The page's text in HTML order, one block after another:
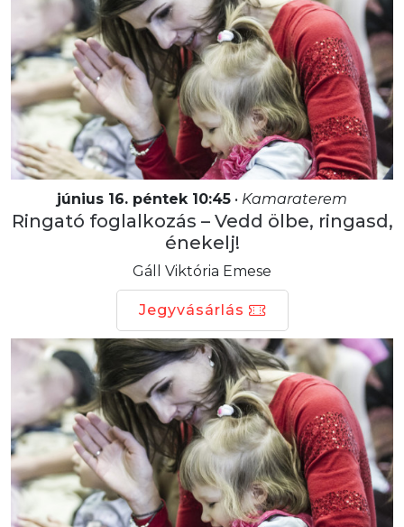
június 16. péntek 10:45 • Kamaraterem
Ringató foglalkozás – Vedd ölbe, ringasd,
énekelj!
Gáll Viktória Emese
Jegyvásárlás